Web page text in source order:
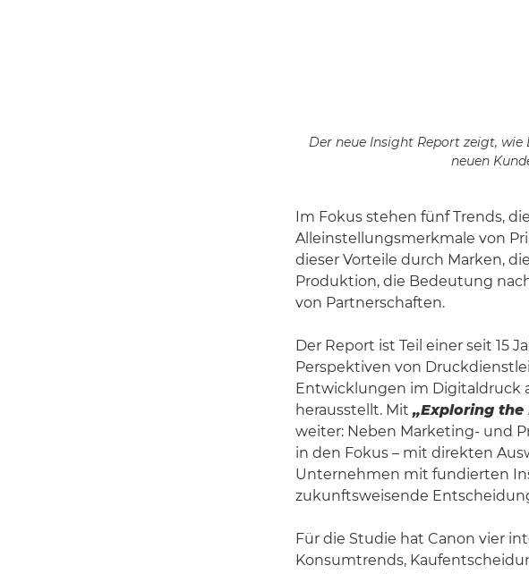
Der neue Insight Report zeigt,
neuen
Im Fokus stehen fünf Trends,
Alleinstellungsmerkmale von
dieser Vorteile durch Marken,
Produktion, die Bedeutung
von Partnerschaften.
Der Report ist Teil einer seit 15
Perspektiven von
Entwicklungen im Digitaldruck
herausstellt. Mit „Exploring
weiter: Neben Marketing- und
in den Fokus – mit direkten
Unternehmen mit fundierten
zukunftsweisende
Für die Studie hat Canon vier
Konsumtrends,